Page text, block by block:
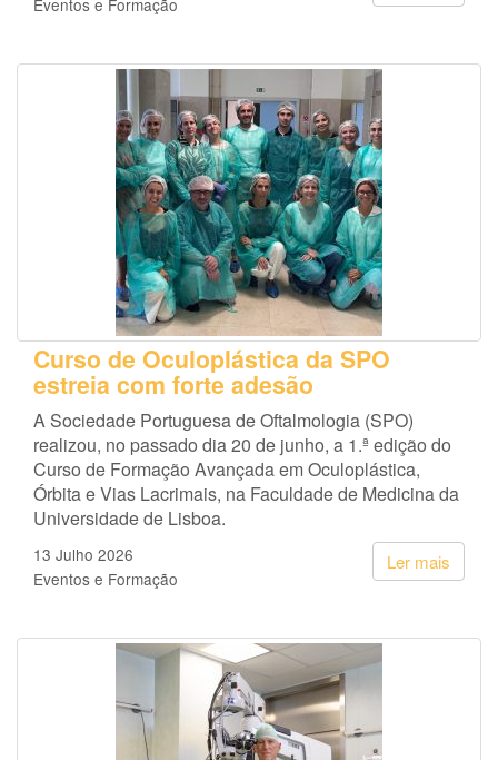
Eventos e Formação
Curso de Oculoplástica da SPO
estreia com forte adesão
A Sociedade Portuguesa de Oftalmologia (SPO)
realizou, no passado dia 20 de junho, a 1.ª edição do
Curso de Formação Avançada em Oculoplástica,
Órbita e Vias Lacrimais, na Faculdade de Medicina da
Universidade de Lisboa.
Ler mais
13 Julho 2026
Eventos e Formação